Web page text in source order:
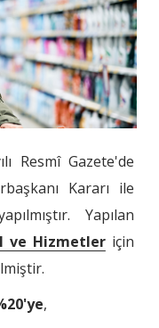
Resmî Gazete'de
Kararı ile
Yapılan
ve Hizmetleriçin
,